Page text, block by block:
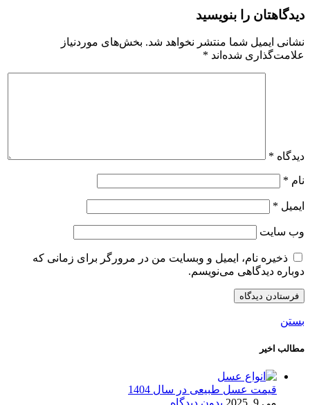
دیدگاهتان را بنویسید
نشانی ایمیل شما منتشر نخواهد شد. بخش‌های موردنیاز
علامت‌گذاری شده‌اند *
دیدگاه *
نام *
ایمیل *
وب‌ سایت
ذخیره نام، ایمیل و وبسایت من در مرورگر برای زمانی که
دوباره دیدگاهی می‌نویسم.
بستن
مطالب اخیر
قیمت عسل طبیعی در سال 1404
می 9, 2025
بدون دیدگاه